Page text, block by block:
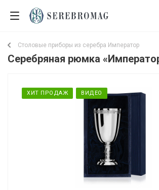
Столовые приборы из серебра Император
Серебряная рюмка
ХИТ ПРОДАЖ ВИДЕО